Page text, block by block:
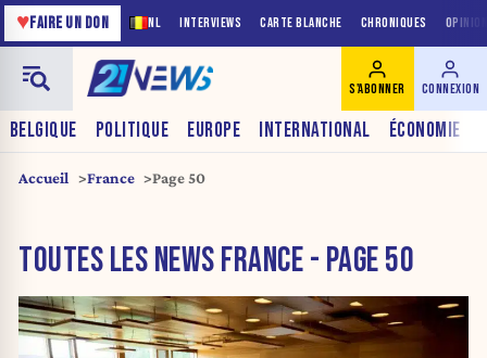
NL INTERVIEWS CARTE BLANCHE CHRONIQUES
♥FAIRE UN DON
BELGIQUE POLITIQUE EUROPE INTERNATIONAL ÉCONOMIE
S'ABONNER CONNEXION
Accueil France Page 50
TOUTES LES NEWS FRANCE - PAGE 50